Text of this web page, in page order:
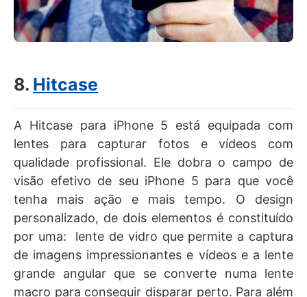
8. Hitcase
A Hitcase para iPhone 5 está equipada com
lentes para capturar fotos e vídeos com
qualidade profissional. Ele dobra o campo de
visão efetivo de seu iPhone 5 para que você
tenha mais ação e mais tempo. O design
personalizado, de dois elementos é constituído
por uma: lente de vidro que permite a captura
de imagens impressionantes e vídeos e a lente
grande angular que se converte numa lente
macro para conseguir disparar perto. Para além